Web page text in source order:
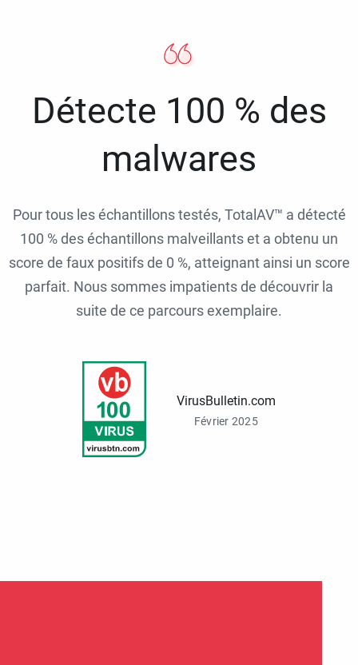
Détecte 100 % des
malwares
Pour tous les échantillons testés, TotalAV™ a détecté
100 % des échantillons malveillants et a obtenu un
score de faux positifs de 0 %, atteignant ainsi un score
parfait. Nous sommes impatients de découvrir la
suite de ce parcours exemplaire.
VirusBulletin.com
Février 2025